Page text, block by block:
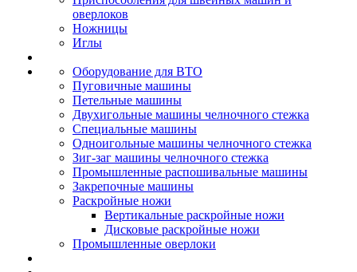
оверлоков
Ножницы
Иглы
Оборудование для ВТО
Пуговичные машины
Петельные машины
Двухигольные машины челночного стежка
Специальные машины
Одноигольные машины челночного стежка
Зиг-заг машины челночного стежка
Промышленные распошивальные машины
Закрепочные машины
Раскройные ножи
Вертикальные раскройные ножи
Дисковые раскройные ножи
Промышленные оверлоки